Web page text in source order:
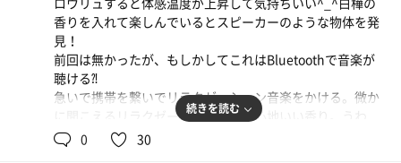
くるー。おばさまたちは耐えられずに出てってしまい私は
一人で爆風を堪能。
汗を流した後に水風呂へ。温度は15度。
気持ちいい^_^身体を拭いて外気浴。
ととのいベッドが5台ぐらい並んでいて
そのうちの一つにゴロりんと寝そべった。
今日は風があって、そんなに寒くなくて、気持ちいい。2
セット目にはでかい整いが！
朝はホットシャワーはフリージングコールドシャワーでし
た(⌒-⌒; )
途中でホットシャワーになってホッとしました^_^
休憩は中でもできますが、水着も濡れているので外でリク
ライニングベッドでちょっと休憩。 今日の午後とかなら
プールに入って外気浴は気持ちいいんだろうな。
昨日はちょっと寒かったし、今日も朝一で入ったので、寒
香りを入れて楽しんでいるとスピーカーのような物体を発
見！
前回は無かったが、もしかしてこれはBluetoothで音楽が
聴ける⁈
急いで携帯を繋いでリラクゼーション音楽をかける。微か
に聞こえるリラクゼーション音楽。心地いい香り。うわ
ぁ〜ホントに最高です！水風呂までの道のりが遠く感じる
ので爆発しちゃうってぐらい熱くなるまでサウナと外気浴
続きを読む
0 30